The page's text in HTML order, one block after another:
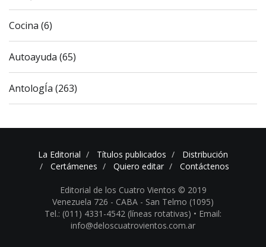
Cocina (6)
Autoayuda (65)
AntologÍa (263)
La Editorial Títulos publicados
Distribución
Certámenes
Quiero editar Contáctenos
Editorial de los Cuatro Vientos © 2019
Venezuela 726 - CABA - San Telmo (1095)
Tel.: (011) 4331-4542 (líneas rotativas) • Email:
info@deloscuatrovientos.com.ar